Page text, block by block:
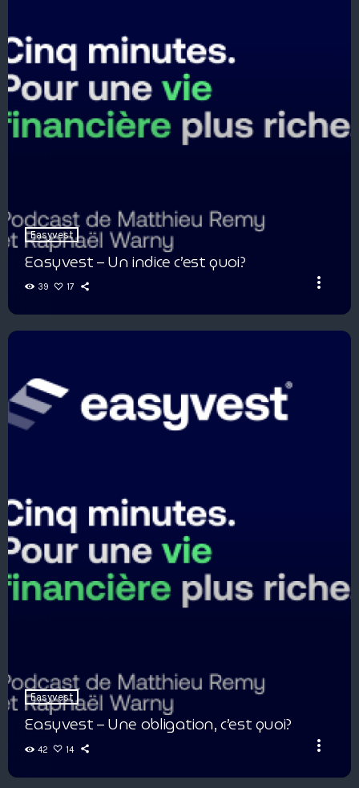
Easyvest
Easyvest – Un indice c’est quoi?
39 17 more_vert
Easyvest
Easyvest – Une obligation, c’est quoi?
42 14 more_vert